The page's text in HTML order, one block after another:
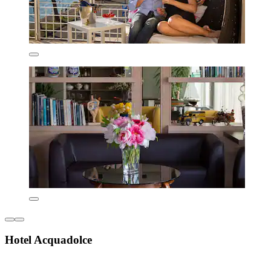
Hotel Acquadolce